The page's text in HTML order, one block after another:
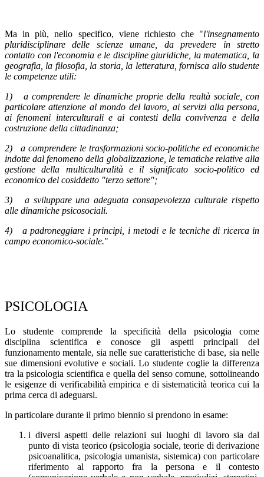
Ma in più, nello specifico, viene richiesto che "l'insegnamento
pluridisciplinare delle scienze umane, da prevedere in stretto
contatto con l'economia e le discipline giuridiche, la matematica, la
geografia, la filosofia, la storia, la letteratura, fornisca allo studente
le competenze utili:
1) a comprendere le dinamiche proprie della realtà sociale, con
particolare attenzione al mondo del lavoro, ai servizi alla persona,
ai fenomeni interculturali e ai contesti della convivenza e della
costruzione della cittadinanza;
2) a comprendere le trasformazioni socio-politiche ed economiche
indotte dal fenomeno della globalizzazione, le tematiche relative alla
gestione della multiculturalità e il significato socio-politico ed
economico del cosiddetto "terzo settore";
3) a sviluppare una adeguata consapevolezza culturale rispetto
alle dinamiche psicosociali.
4) a padroneggiare i principi, i metodi e le tecniche di ricerca in
campo economico-sociale."
PSICOLOGIA
Lo studente comprende la specificità della psicologia come
disciplina scientifica e conosce gli aspetti principali del
funzionamento mentale, sia nelle sue caratteristiche di base, sia nelle
sue dimensioni evolutive e sociali. Lo studente coglie la differenza
tra la psicologia scientifica e quella del senso comune, sottolineando
le esigenze di verificabilità empirica e di sistematicità teorica cui la
prima cerca di adeguarsi.
In particolare durante il primo biennio si prendono in esame:
i diversi aspetti delle relazioni sui luoghi di lavoro sia dal
punto di vista teorico (psicologia sociale, teorie di derivazione
psicoanalitica, psicologia umanista, sistemica) con particolare
riferimento al rapporto fra la persona e il contesto